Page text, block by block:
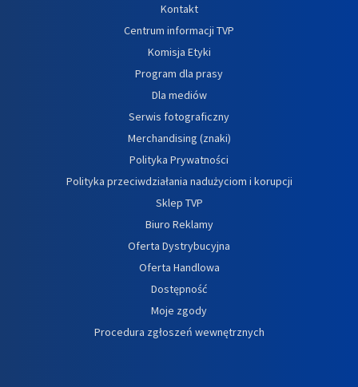
Kontakt
Centrum informacji TVP
Komisja Etyki
Program dla prasy
Dla mediów
Serwis fotograficzny
Merchandising (znaki)
Polityka Prywatności
Polityka przeciwdziałania nadużyciom i korupcji
Sklep TVP
Biuro Reklamy
Oferta Dystrybucyjna
Oferta Handlowa
Dostępność
Moje zgody
Procedura zgłoszeń wewnętrznych